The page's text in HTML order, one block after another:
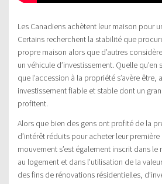
Les Canadiens achètent leur maison pour
Certains recherchent la stabilité que
propre maison alors que d’autres
un véhicule d’investissement. Quelle
que l’accession à la propriété s’avère être,
investissement fiable et stable dont un
profitent.
Alors que bien des gens ont profité de la
d’intérêt réduits pour acheter leur
mouvement s’est également inscrit dans
au logement et dans l’utilisation de la
des fins de rénovations résidentielles,